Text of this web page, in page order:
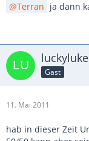
Terran ja dann
Gast
11. Mai 2011
hab in dieser Zeit